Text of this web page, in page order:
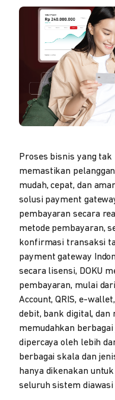
Proses bisnis yang
memastikan
mudah, cepat, dan
solusi payment
pembayaran secara
metode pembayaran,
konfirmasi transaksi
payment gateway
secara lisensi, DOKU
pembayaran, mulai
Account, QRIS, e-
debit, bank digital, dan
memudahkan berbagai
dipercaya oleh lebih
berbagai skala dan
hanya dikenakan
seluruh sistem diawasi